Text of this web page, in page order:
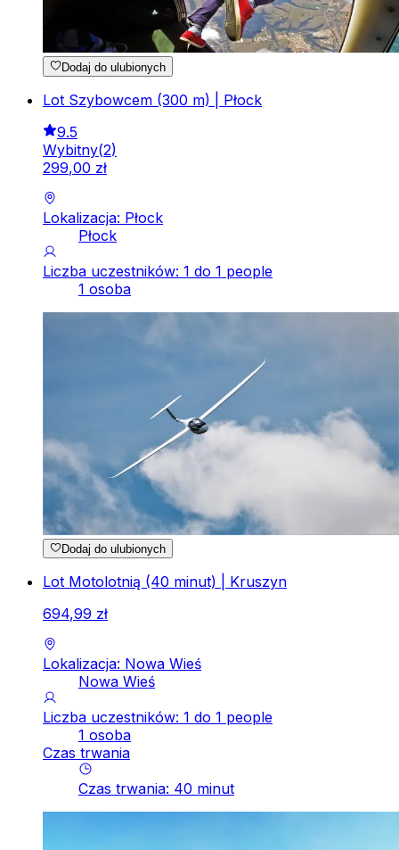
Dodaj do ulubionych
Lot Szybowcem (300 m) | Płock
9.5
Wybitny(2)
299,00 zł
Lokalizacja: Płock
Płock
Liczba uczestników: 1 do 1 people
1 osoba
Dodaj do ulubionych
Lot Motolotnią (40 minut) | Kruszyn
694,99 zł
Lokalizacja: Nowa Wieś
Nowa Wieś
Liczba uczestników: 1 do 1 people
1 osoba
Czas trwania
Czas trwania: 40 minut